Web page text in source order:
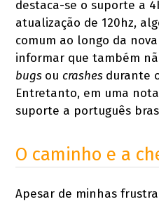
destaca-se o suporte a
atualização de 120hz,
comum ao longo da
informar que também
bugs ou crashes durante
Entretanto, em uma
suporte a português
O caminho e a
Apesar de minhas